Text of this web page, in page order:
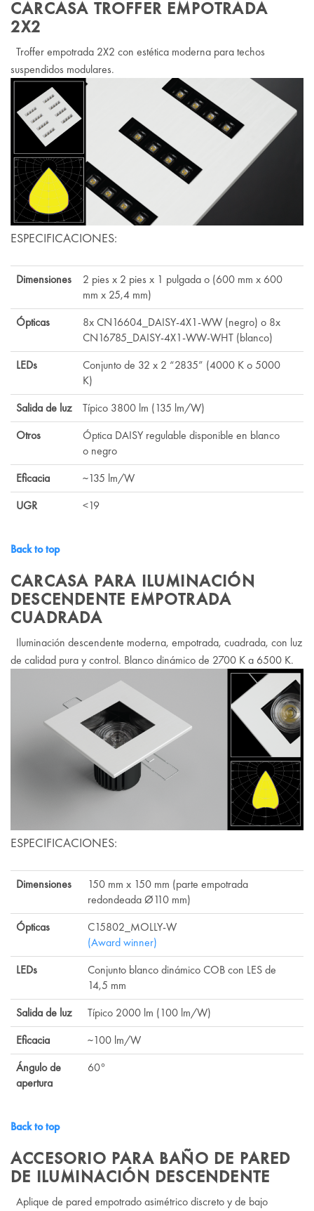
CARCASA TROFFER EMPOTRADA
2X2
Troffer empotrada 2X2 con estética moderna para techos
suspendidos modulares.
ESPECIFICACIONES:
Dimensiones
2 pies x 2 pies x 1 pulgada o (600 mm x 600
mm x 25,4 mm)
Ópticas
8x CN16604_DAISY-4X1-WW (negro) o 8x
CN16785_DAISY-4X1-WW-WHT (blanco)
LEDs
Conjunto de 32 x 2 “2835” (4000 K o 5000
K)
Salida de luz
Típico 3800 lm (135 lm/W)
Otros
Óptica DAISY regulable disponible en blanco
o negro
Eficacia
~135 lm/W
UGR
<19
Back to top
CARCASA PARA ILUMINACIÓN
DESCENDENTE EMPOTRADA
CUADRADA
Iluminación descendente moderna, empotrada, cuadrada, con luz
de calidad pura y control. Blanco dinámico de 2700 K a 6500 K.
ESPECIFICACIONES:
Dimensiones
150 mm x 150 mm (parte empotrada
redondeada Ø110 mm)
Ópticas
C15802_MOLLY-W
(Award winner)
LEDs
Conjunto blanco dinámico COB con LES de
14,5 mm
Salida de luz
Típico 2000 lm (100 lm/W)
Eficacia
~100 lm/W
Ángulo de
apertura
60°
Back to top
ACCESORIO PARA BAÑO DE PARED
DE ILUMINACIÓN DESCENDENTE
Aplique de pared empotrado asimétrico discreto y de bajo